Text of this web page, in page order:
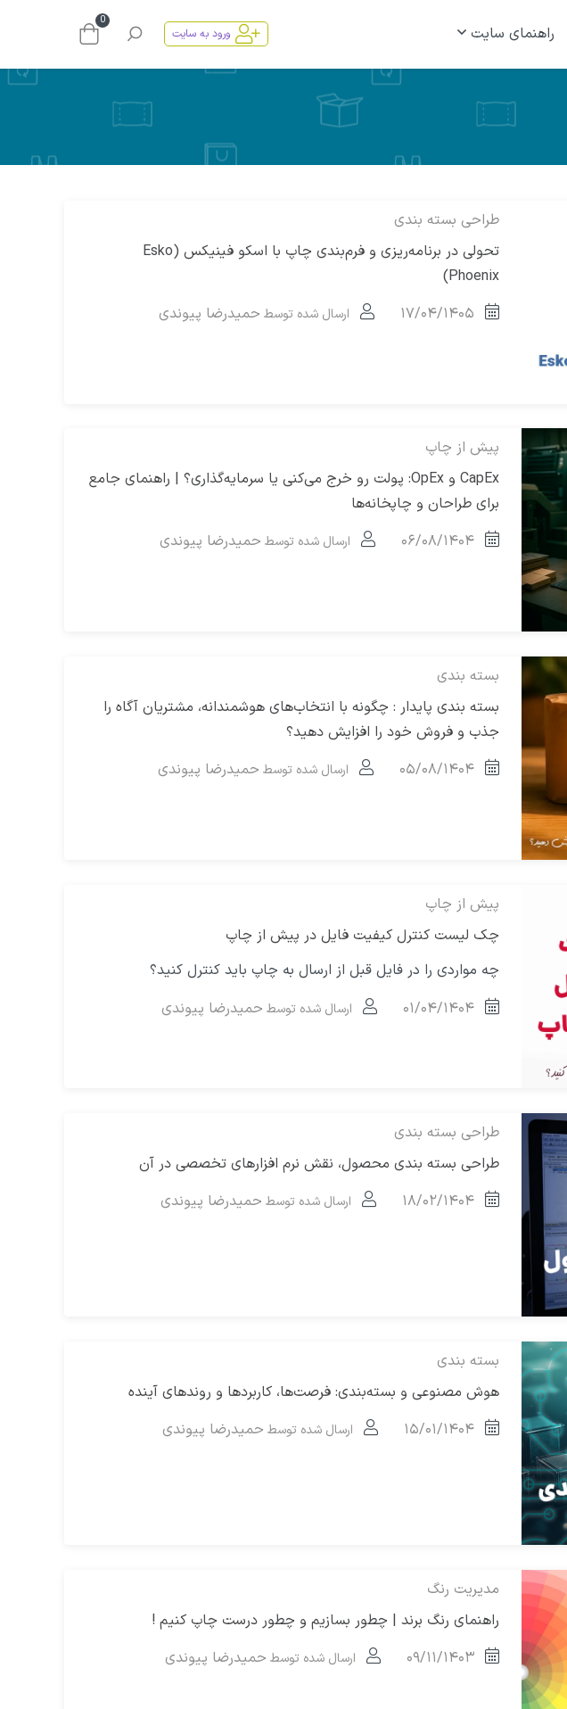
راهنمای سایت ورود به سایت
0
طراحی بسته بندی
‫تحولی در برنامه‌ریزی و فرم‌بندی چاپ با اسکو فینیکس (Esko
Phoenix)
۱۷/۰۴/۱۴۰۵
ارسال شده توسط حمیدرضا پیوندی
پیش از چاپ
CapEx و OpEx: پولت رو خرج می‌کنی یا سرمایه‌گذاری؟ | راهنمای جامع
برای طراحان و چاپخانه‌ها
۰۶/۰۸/۱۴۰۴
ارسال شده توسط حمیدرضا پیوندی
بسته بندی
بسته بندی پایدار : چگونه با انتخاب‌های هوشمندانه، مشتریان آگاه را
جذب و فروش خود را افزایش دهید؟
۰۵/۰۸/۱۴۰۴
ارسال شده توسط حمیدرضا پیوندی
پیش از چاپ
چک لیست کنترل کیفیت فایل در پیش از چاپ
چه مواردی را در فایل قبل از ارسال به چاپ باید کنترل کنید؟
۰۱/۰۴/۱۴۰۴
ارسال شده توسط حمیدرضا پیوندی
طراحی بسته بندی
طراحی بسته بندی محصول، نقش نرم افزارهای تخصصی در آن
۱۸/۰۲/۱۴۰۴
ارسال شده توسط حمیدرضا پیوندی
بسته بندی
هوش مصنوعی و بسته‌بندی: فرصت‌ها، کاربردها و روندهای آینده
۱۵/۰۱/۱۴۰۴
ارسال شده توسط حمیدرضا پیوندی
مدیریت رنگ
راهنمای رنگ برند | چطور بسازیم و چطور درست چاپ کنیم !
۰۹/۱۱/۱۴۰۳
ارسال شده توسط حمیدرضا پیوندی